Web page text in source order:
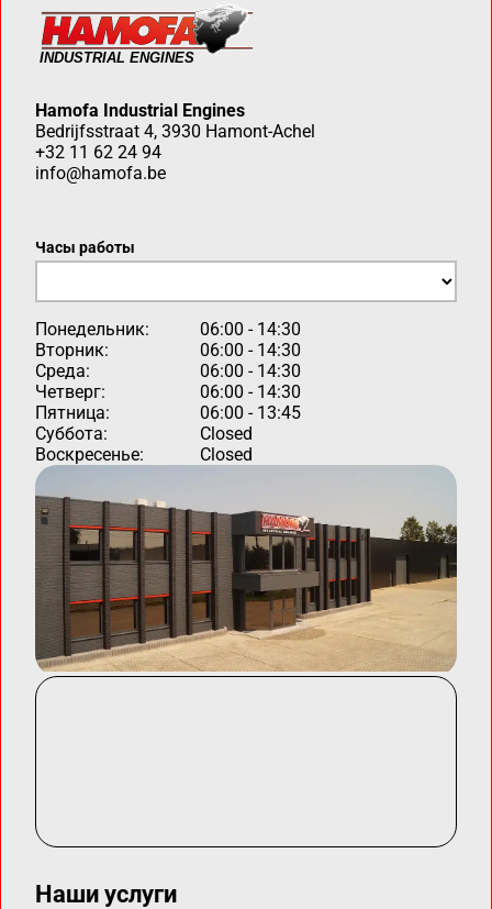
Hamofa Industrial Engines
Bedrijfsstraat 4, 3930 Hamont-Achel
+32 11 62 24 94
info@hamofa.be
Часы работы
Понедельник:
06:00 - 14:30
Вторник:
06:00 - 14:30
Среда:
06:00 - 14:30
Четверг:
06:00 - 14:30
Пятница:
06:00 - 13:45
Суббота:
Closed
Воскресенье:
Closed
Наши услуги